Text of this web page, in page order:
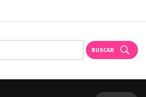
BUSCAR